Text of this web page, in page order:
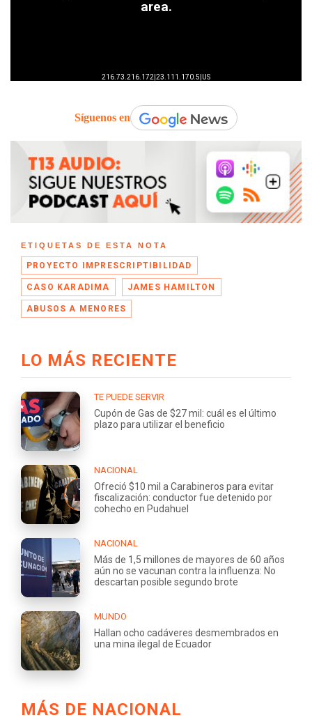
Síguenos en
ETIQUETAS DE ESTA NOTA
PROYECTO IMPRESCRIPTIBILIDAD
CASO KARADIMA JAMES HAMILTON
ABUSOS A MENORES
LO MÁS RECIENTE
TE PUEDE SERVIR
Cupón de Gas de $27 mil: cuál es el último
plazo para utilizar el beneficio
NACIONAL
Ofreció $10 mil a Carabineros para evitar
fiscalización: conductor fue detenido por
cohecho en Pudahuel
NACIONAL
Más de 1,5 millones de mayores de 60 años
aún no se vacunan contra la influenza: No
descartan posible segundo brote
MUNDO
Hallan ocho cadáveres desmembrados en
una mina ilegal de Ecuador
MÁS DE NACIONAL